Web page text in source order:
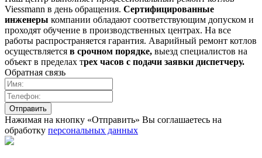
Viessmann в день обращения. Сертифицированные
инженеры компании обладают соответствующим допуском и
проходят обучение в производственных центрах. На все
работы распространяется гарантия. Аварийный ремонт котлов
осуществляется в срочном порядке, выезд специалистов на
объект в пределах трех часов с подачи заявки диспетчеру.
Обратная связь
Нажимая на кнопку «Отправить» Вы соглашаетесь на
обработку персональных данных